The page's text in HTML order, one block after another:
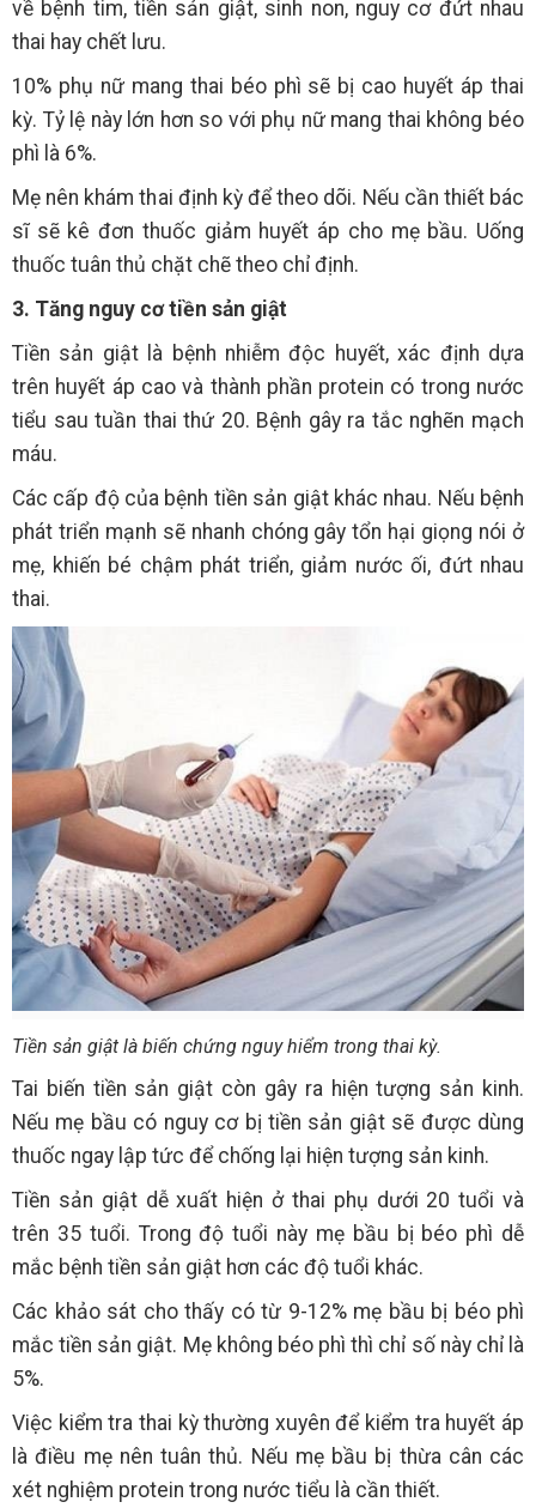
về bệnh tim, tiền sản giật, sinh non, nguy cơ đứt nhau
thai hay chết lưu.
10% phụ nữ mang thai béo phì sẽ bị cao huyết áp thai
kỳ. Tỷ lệ này lớn hơn so với phụ nữ mang thai không béo
phì là 6%.
Mẹ nên khám thai định kỳ để theo dõi. Nếu cần thiết bác
sĩ sẽ kê đơn thuốc giảm huyết áp cho mẹ bầu. Uống
thuốc tuân thủ chặt chẽ theo chỉ định.
3. Tăng nguy cơ tiền sản giật
Tiền sản giật là bệnh nhiễm độc huyết, xác định dựa
trên huyết áp cao và thành phần protein có trong nước
tiểu sau tuần thai thứ 20. Bệnh gây ra tắc nghẽn mạch
máu.
Các cấp độ của bệnh tiền sản giật khác nhau. Nếu bệnh
phát triển mạnh sẽ nhanh chóng gây tổn hại giọng nói ở
mẹ, khiến bé chậm phát triển, giảm nước ối, đứt nhau
thai.
Tiền sản giật là biến chứng nguy hiểm trong thai kỳ.
Tai biến tiền sản giật còn gây ra hiện tượng sản kinh.
Nếu mẹ bầu có nguy cơ bị tiền sản giật sẽ được dùng
thuốc ngay lập tức để chống lại hiện tượng sản kinh.
Tiền sản giật dễ xuất hiện ở thai phụ dưới 20 tuổi và
trên 35 tuổi. Trong độ tuổi này mẹ bầu bị béo phì dễ
mắc bệnh tiền sản giật hơn các độ tuổi khác.
Các khảo sát cho thấy có từ 9-12% mẹ bầu bị béo phì
mắc tiền sản giật. Mẹ không béo phì thì chỉ số này chỉ là
5%.
Việc kiểm tra thai kỳ thường xuyên để kiểm tra huyết áp
là điều mẹ nên tuân thủ. Nếu mẹ bầu bị thừa cân các
xét nghiệm protein trong nước tiểu là cần thiết.